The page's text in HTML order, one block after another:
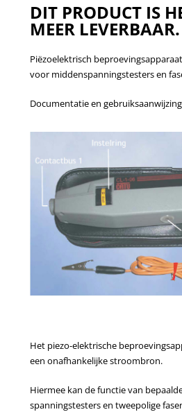
DIT PRODUCT IS
MEER LEVERBAAR.
Piëzoelektrisch
voor middenspanningstesters en
Documentatie en gebruiksaanwijzing
Het piezo-elektrische
een onafhankelijke stroombron.
Hiermee kan de functie van
spanningstesters en tweepolige